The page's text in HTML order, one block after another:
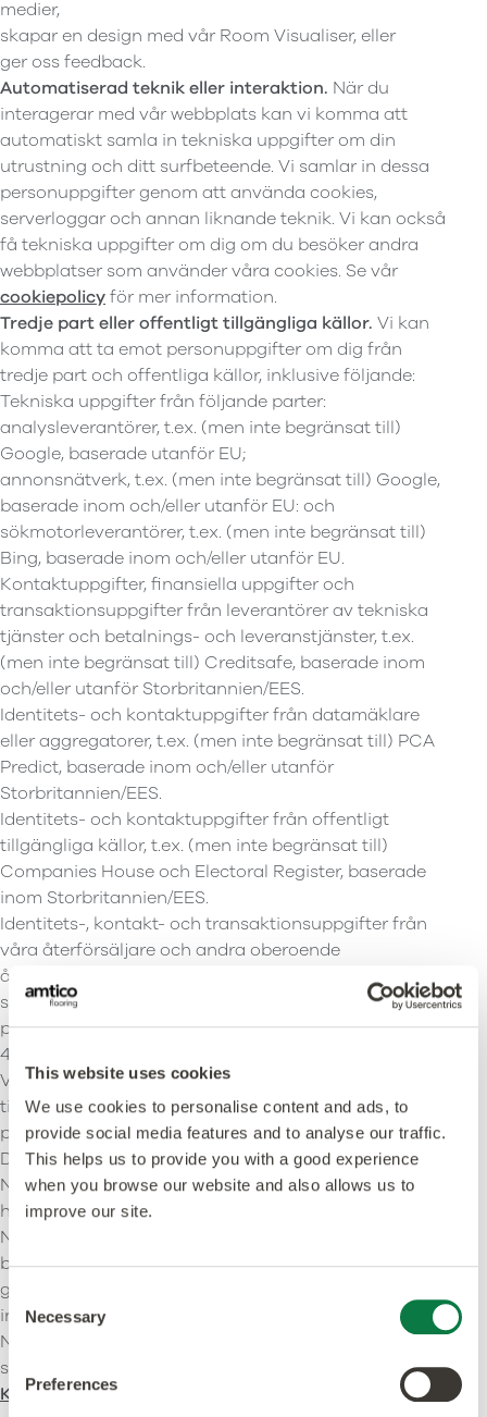
This website uses cookies
We use cookies to personalise content and ads, to
provide social media features and to analyse our traffic.
This helps us to provide you with a good experience
when you browse our website and also allows us to
improve our site.
Consent
Selection
Necessary
Preferences
medier,
skapar en design med vår Room Visualiser, eller
ger oss feedback.
Automatiserad teknik eller interaktion. När du
interagerar med vår webbplats kan vi komma att
automatiskt samla in tekniska uppgifter om din
utrustning och ditt surfbeteende. Vi samlar in dessa
personuppgifter genom att använda cookies,
serverloggar och annan liknande teknik. Vi kan också
få tekniska uppgifter om dig om du besöker andra
webbplatser som använder våra cookies. Se vår
cookiepolicyför mer information.
Tredje part eller offentligt tillgängliga källor. Vi kan
komma att ta emot personuppgifter om dig från
tredje part och offentliga källor, inklusive följande:
Tekniska uppgifter från följande parter:
analysleverantörer, t.ex. (men inte begränsat till)
Google, baserade utanför EU;
annonsnätverk, t.ex. (men inte begränsat till) Google,
baserade inom och/eller utanför EU: och
sökmotorleverantörer, t.ex. (men inte begränsat till)
Bing, baserade inom och/eller utanför EU.
Kontaktuppgifter, finansiella uppgifter och
transaktionsuppgifter från leverantörer av tekniska
tjänster och betalnings- och leveranstjänster, t.ex.
(men inte begränsat till) Creditsafe, baserade inom
och/eller utanför Storbritannien/EES.
Identitets- och kontaktuppgifter från datamäklare
eller aggregatorer, t.ex. (men inte begränsat till) PCA
Predict, baserade inom och/eller utanför
Storbritannien/EES.
Identitets- och kontaktuppgifter från offentligt
tillgängliga källor, t.ex. (men inte begränsat till)
Companies House och Electoral Register, baserade
inom Storbritannien/EES.
Identitets-, kontakt- och transaktionsuppgifter från
våra återförsäljare och andra oberoende
återförsäljare, inklusive i samband med beställningar
som du kan ha gjort för våra produkter eller
produktprover, eller hantering av garantianspråk.
4. Hur vi använder dina personuppgifter
Vi använder endast dina personuppgifter när lagen
tillåter det. Vanligast är vi använder dina
personuppgifter i följande fall:
Du har gett oss ditt uttryckliga samtycke
När vi behöver fullfölja avtalet som vi ska sluta eller
har slutit med dig.
När det är nödvändigt för våra (eller tredje parts)
berättigade intressen, och dina intressen eller
grundläggande rättigheter inte åsidosätter dessa
intressen.
När vi behöver följa en laglig eller lagstadgad
skyldighet.
Klicka på för mer information